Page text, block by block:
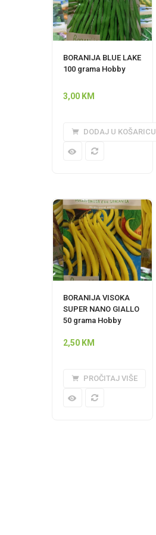
BORANIJA BLUE LAKE
100 grama Hobby
3,00 KM
DODAJ U KOŠARICU
BORANIJA VISOKA
SUPER NANO GIALLO
50 grama Hobby
2,50 KM
PROČITAJ VIŠE